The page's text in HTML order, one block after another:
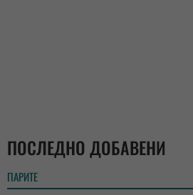
ПОСЛЕДНО ДОБАВЕНИ
ПАРИТЕ